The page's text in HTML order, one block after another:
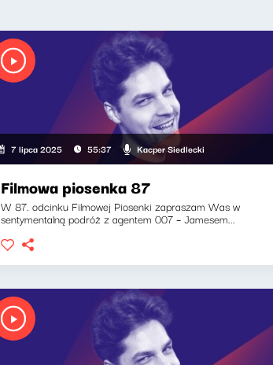
7 lipca 2025 55:37 Kacper Siedlecki
Filmowa piosenka 87
W 87. odcinku Filmowej Piosenki zapraszam Was w
sentymentalną podróż z agentem 007 – Jamesem...